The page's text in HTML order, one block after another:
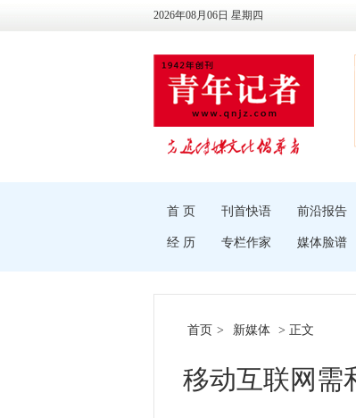
2026年08月06日 星期四
首 页 刊首快语 前沿报告
经 历 专栏作家 媒体脸谱
首页 > 新媒体 > 正文
移动互联网需